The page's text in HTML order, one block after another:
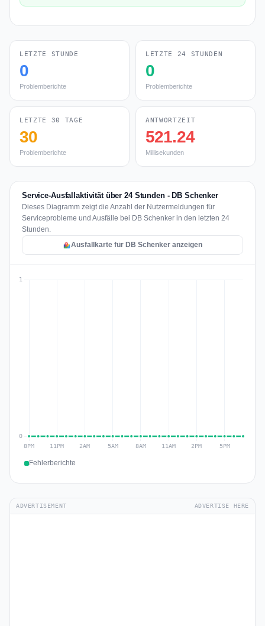
LETZTE STUNDE
0
Problemberichte
LETZTE 24 STUNDEN
0
Problemberichte
LETZTE 30 TAGE
30
Problemberichte
ANTWORTZEIT
521.24
Millisekunden
Service-Ausfallaktivität über 24 Stunden - DB Schenker
Dieses Diagramm zeigt die Anzahl der Nutzermeldungen für
Serviceprobleme und Ausfälle bei DB Schenker in den letzten 24
Stunden.
Ausfallkarte für DB Schenker anzeigen
Fehlerberichte
ADVERTISEMENT ADVERTISE HERE